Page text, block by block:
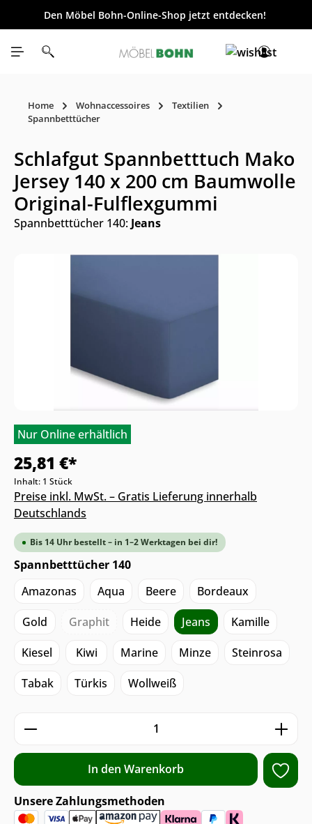
springen
Den Möbel Bohn-Online-Shop jetzt entdecken!
Home Wohnaccessoires
Textilien
Spannbetttücher
Schlafgut Spannbetttuch Mako
Jersey 140 x 200 cm Baumwolle
Original-Fulflexgummi
Spannbetttücher 140: Jeans
Nur Online erhältlich
25,81 €*
Inhalt: 1 Stück
Preise inkl. MwSt. – Gratis Lieferung innerhalb
Deutschlands
Bis 14 Uhr bestellt – in 1–2 Werktagen bei dir!
Spannbetttücher 140
Amazonas
Aqua Beere
Bordeaux
Gold
Graphit Heide Jeans
Kamille
Kiesel
Kiwi Marine Minze
Steinrosa
Tabak
Türkis Wollweiß
Produkt Anzahl: Gib den
In den Warenkorb
Unsere Zahlungsmethoden